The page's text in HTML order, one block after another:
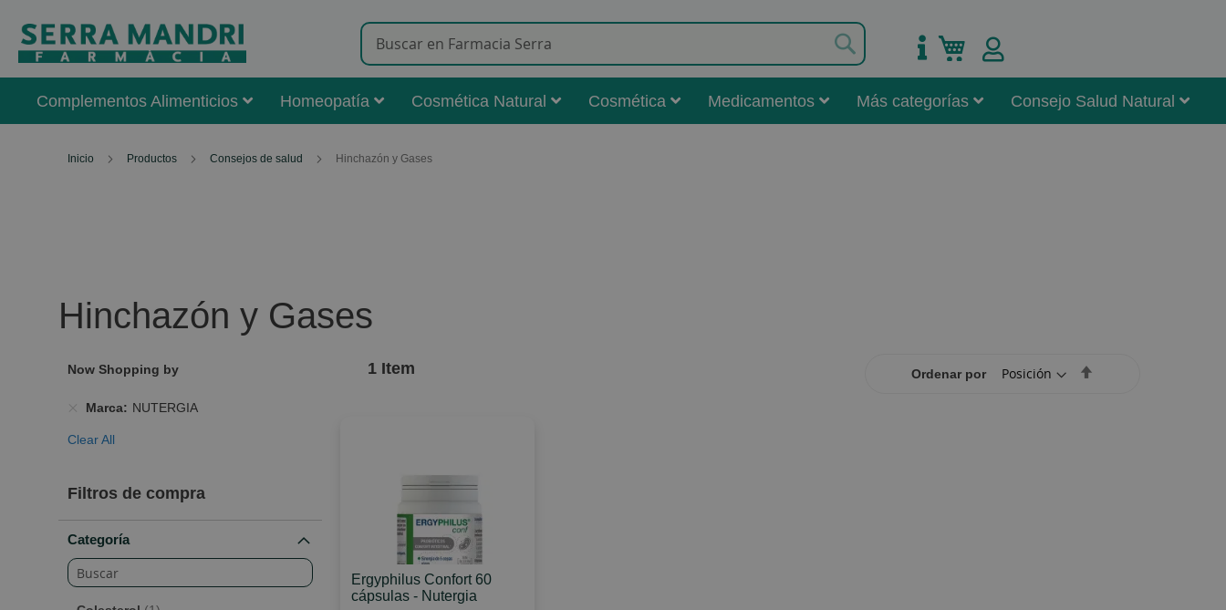
Mi carrito
Complementos Alimenticios Homeopatía Cosmética Natural Cosmética Medicamentos Más categorías Consejo Salud Natural
Inicio Productos Consejos de salud Hinchazón y Gases
Hinchazón y Gases
Now Shopping by
Marca NUTERGIA
Clear All
Filtros de compra
Categoría
1Item Ordenar por
Ergyphilus Confort 60
cápsulas - Nutergia